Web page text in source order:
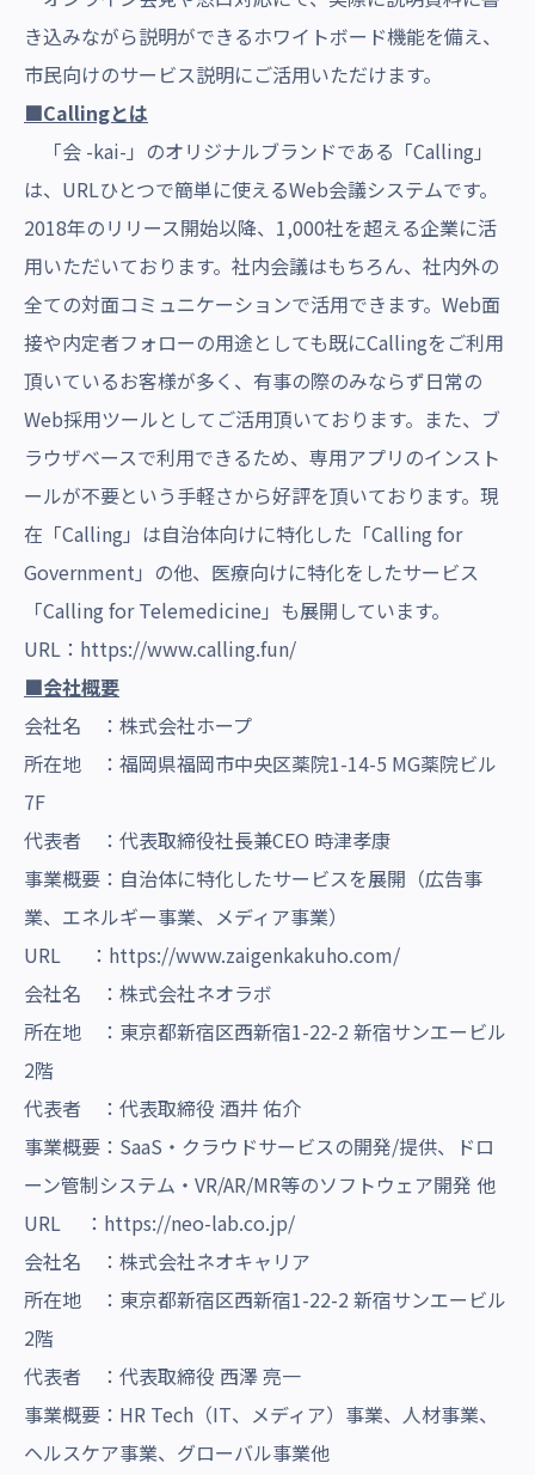
き込みながら説明ができるホワイトボード機能を備え、
市民向けのサービス説明にご活用いただけます。
■Callingとは
「会 -kai-」のオリジナルブランドである 「Calling」
は、URLひとつで簡単に使えるWeb会議システムです。
2018年のリリース開始以降、1,000社を超える企業に活
用いただいております。社内会議はもちろん、社内外の
全ての対面コミュニケーションで活用できます。Web面
接や内定者フォローの用途としても既にCallingをご利用
頂いているお客様が多く、有事の際のみならず日常の
Web採用ツールとしてご活用頂いております。また、ブ
ラウザベースで利用できるため、専用アプリのインスト
ールが不要という手軽さから好評を頂いております。現
在「Calling」は自治体向けに特化した「Calling for
Government」の他、医療向けに特化をしたサービス
「Calling for Telemedicine」も展開しています。
URL： https://www.calling.fun/
■会社概要
会社名 ：株式会社ホープ
所在地 ：福岡県福岡市中央区薬院1-14-5 MG薬院ビル
7F
代表者 ：代表取締役社長兼CEO 時津孝康
事業概要：自治体に特化したサービスを展開（広告事
業、エネルギー事業、メディア事業）
URL ： https://www.zaigenkakuho.com/
会社名 ：株式会社ネオラボ
所在地 ：東京都新宿区西新宿1-22-2 新宿サンエービル
2階
代表者 ：代表取締役 酒井 佑介
事業概要：SaaS・クラウドサービスの開発/提供、ドロ
ーン管制システム・VR/AR/MR等のソフトウェア開発 他
URL
： https://neo-lab.co.jp/
会社名 ：株式会社ネオキャリア
所在地 ：東京都新宿区西新宿1-22-2 新宿サンエービル
2階
代表者 ：代表取締役 西澤 亮一
事業概要：HR Tech（IT、メディア）事業、人材事業、
ヘルスケア事業、グローバル事業他